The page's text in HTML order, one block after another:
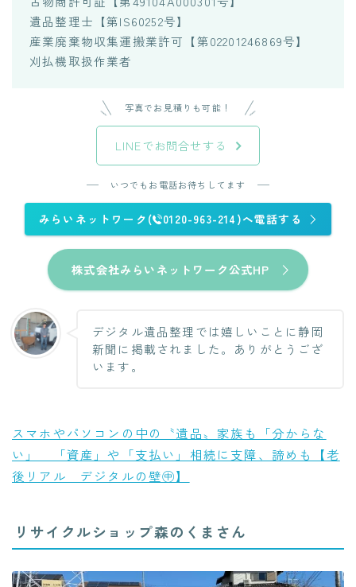
遺品整理士【第IS60252号】
産業廃棄物収集運搬業許可【第02201246869号】
刈払機取扱作業者
写真でお見積りも可能！
LINEでお問合せする
いつでもお電話お待ちしてます
みらいネットワーク( 0120-963-214)へ電話する
株式会社みらいネットワーク公式HP
デジタル遺品整理では嬉しいことに静岡
新聞に掲載されました。ありがとうござ
います。
スマホやパソコンの中の〝遺品〟家族も「分からな
い」 「資産」や「支払い」相続に支障、諦めも【老
後リアル デジタルの壁㊥】
リサイクルショップ森のくまさん